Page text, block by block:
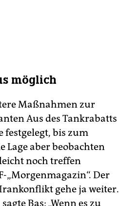
möglich
Maßnahmen zur
Aus des Tankrabatts
festgelegt, bis zum
Lage aber beobachten
noch treffen
„Morgenmagazin“. Der
gehe ja weiter.
Bas: „Wenn es zu